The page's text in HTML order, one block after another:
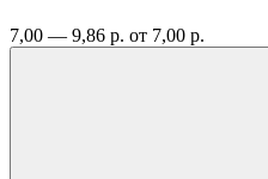
7,00 — 9,86 р. от 7,00 р.